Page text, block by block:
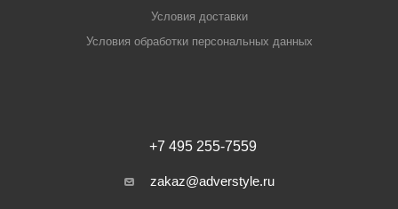
Условия доставки
Условия обработки персональных данных
+7 495 255-7559
zakaz@adverstyle.ru